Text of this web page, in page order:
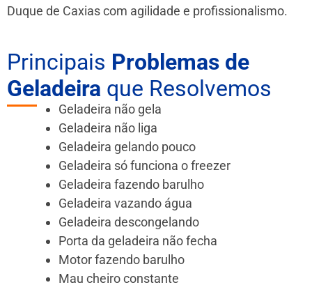
Duque de Caxiascom agilidade e profissionalismo.
Principais Problemas de
Geladeira que Resolvemos
Geladeira não gela
Geladeira não liga
Geladeira gelando pouco
Geladeira só funciona o freezer
Geladeira fazendo barulho
Geladeira vazando água
Geladeira descongelando
Porta da geladeira não fecha
Motor fazendo barulho
Mau cheiro constante